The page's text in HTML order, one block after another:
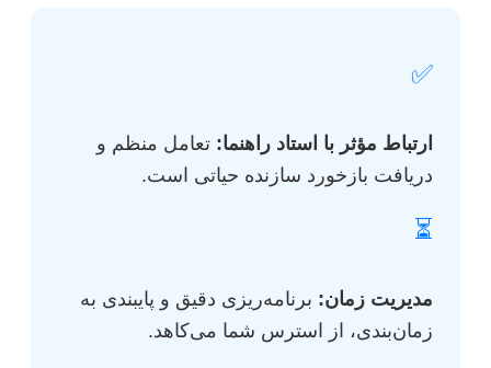
✅
ارتباط مؤثر با استاد راهنما: تعامل منظم و
دریافت بازخورد سازنده حیاتی است.
⏳
مدیریت زمان: برنامه‌ریزی دقیق و پایبندی به
زمان‌بندی، از استرس شما می‌کاهد.